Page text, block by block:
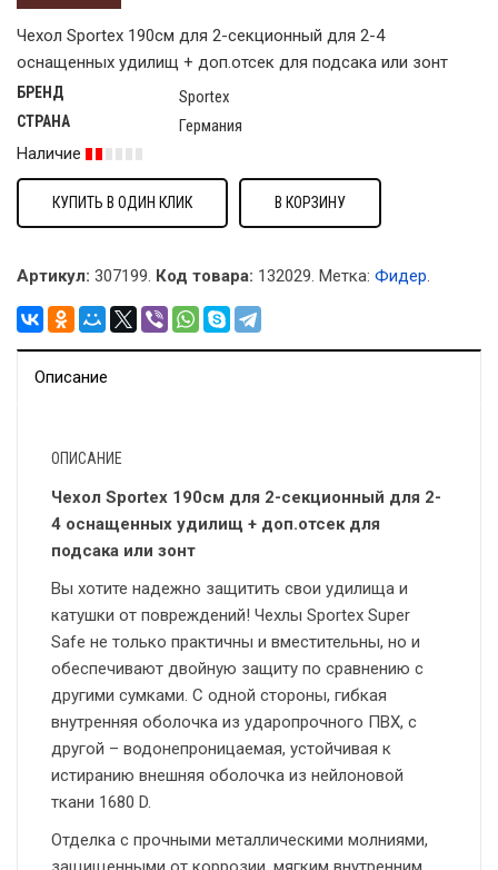
Чехол Sportex 190cм для 2-секционный для 2-4
оснащенных удилищ + доп.отсек для подсака или зонт
БРЕНД Sportex
СТРАНА
Германия
Наличие
КУПИТЬ В ОДИН КЛИК В КОРЗИНУ
Артикул: 307199. Код товара: 132029. Метка: Фидер.
Описание
ОПИСАНИЕ
Чехол Sportex 190cм для 2-секционный для 2-
4 оснащенных удилищ + доп.отсек для
подсака или зонт
Вы хотите надежно защитить свои удилища и
катушки от повреждений! Чехлы Sportex Super
Safe не только практичны и вместительны, но и
обеспечивают двойную защиту по сравнению с
другими сумками. С одной стороны, гибкая
внутренняя оболочка из ударопрочного ПВХ, с
другой – водонепроницаемая, устойчивая к
истиранию внешняя оболочка из нейлоновой
ткани 1680 D.
Отделка с прочными металлическими молниями,